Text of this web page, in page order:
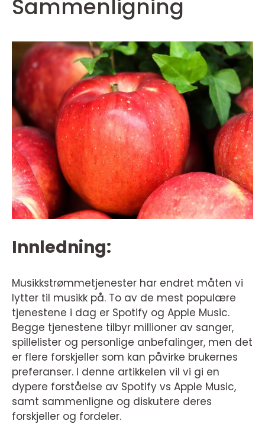
Sammenligning
Innledning:
Musikkstrømmetjenester har endret måten vi
lytter til musikk på. To av de mest populære
tjenestene i dag er Spotify og Apple Music.
Begge tjenestene tilbyr millioner av sanger,
spillelister og personlige anbefalinger, men det
er flere forskjeller som kan påvirke brukernes
preferanser. I denne artikkelen vil vi gi en
dypere forståelse av Spotify vs Apple Music,
samt sammenligne og diskutere deres
forskjeller og fordeler.